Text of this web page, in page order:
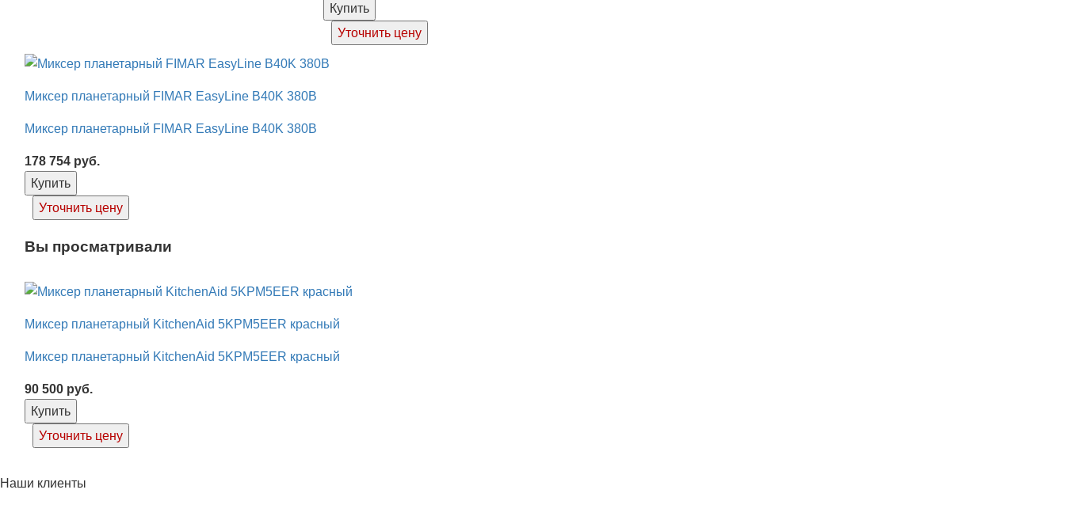
Купить
Уточнить цену
Миксер планетарный FIMAR EasyLine B40K 380В
Миксер планетарный FIMAR EasyLine B40K 380В
178 754 руб.
Купить
Уточнить цену
Вы просматривали
Миксер планетарный KitchenAid 5KPM5EER красный
Миксер планетарный KitchenAid 5KPM5EER красный
90 500 руб.
Купить
Уточнить цену
Наши клиенты